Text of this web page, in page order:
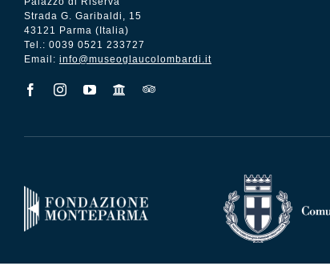
Strada G. Garibaldi, 15
43121 Parma (Italia)
Tel.: 0039 0521 233727
Email: info@museoglaucolombardi.it